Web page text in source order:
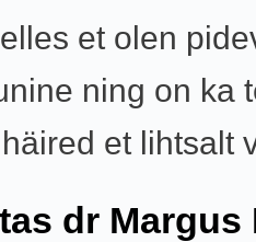
et olen
ning on ka
et lihtsalt
dr Margus